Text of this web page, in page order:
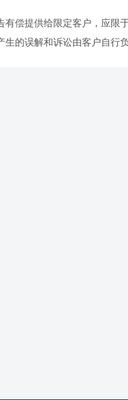
有偿提供给限定客户，应限
生的误解和诉讼由客户自行